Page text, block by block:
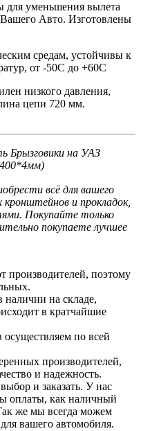
для уменьшения вылета
Вашего Авто. Изготовлены
средам, устойчивы к
от -50С до +60С
низкого давления,
цепи 720 мм.
Брызговики на УАЗ
всё для вашего
и прокладок,
Покупайте только
покупаете лучшее
производителей, поэтому
наличии на складе,
в кратчайшие
осуществляем по всей
производителей,
и надежность.
и заказать. У нас
оплаты, как наличный
же мы всегда можем
вашего автомобиля.